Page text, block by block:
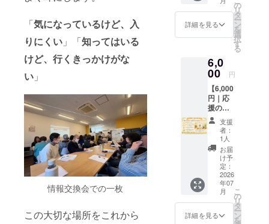
「気になっているけど、入
りにくい 」「知ってはいる
けど、行くきっかけがな
い 」
情報交換会での一枚
この大切な場所をこれから
で守り、次
の世代へと
つないでい
えていま
なりま
す。 温
かい応
たしま
す。 ※
このリ
ターン
は1,500
円、
5,000円
のリ
ターン
と同一
の内容
です。
さった
皆さま
へ、心
を込め
てお礼
セージ
をお送
りしま
す。 い
ただい
たご支
援は、
地域の
居場所
を未来
へつな
いでい
く大き
な力に
なりま
す。 温
かい応
詳細を見る
の
リ
タ
ー
ン
を
選
択
す
る
6,0
00 円
【6,000
円｜応
援の気
持ちを
形に】
感謝の
気持ち
を込め
たお礼
のメッ
セージ
をお送
りしま
す。 さ
支援
者：
1人
お届
け予
定：
2026
年07
月
詳細を見る
こ
の
リ
タ
ー
ン
を